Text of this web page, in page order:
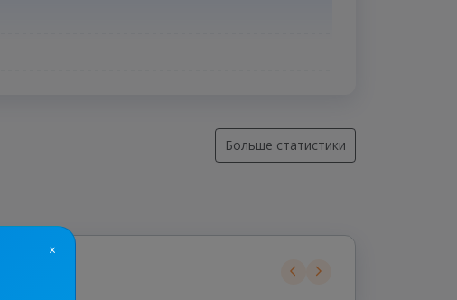
Больше статистики
×